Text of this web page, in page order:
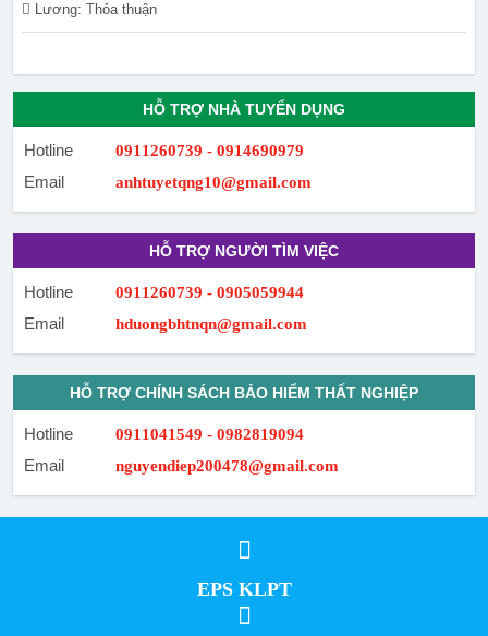
Lương: Thỏa thuận
HỖ TRỢ NHÀ TUYỂN DỤNG
Hotline 0911260739 - 0914690979
Email anhtuyetqng10@gmail.com
HỖ TRỢ NGƯỜI TÌM VIỆC
Hotline 0911260739 - 0905059944
Email hduongbhtnqn@gmail.com
HỖ TRỢ CHÍNH SÁCH BẢO HIỂM THẤT NGHIỆP
Hotline 0911041549 - 0982819094
Email nguyendiep200478@gmail.com
EPS KLPT